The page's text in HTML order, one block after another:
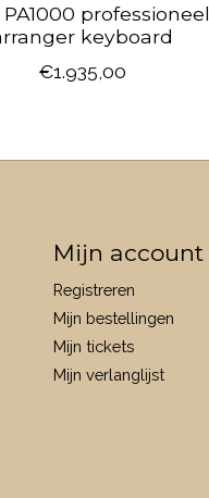
professioneel
keyboard
€1.935,00
Mijn account
Registreren
Mijn bestellingen
Mijn tickets
Mijn verlanglijst